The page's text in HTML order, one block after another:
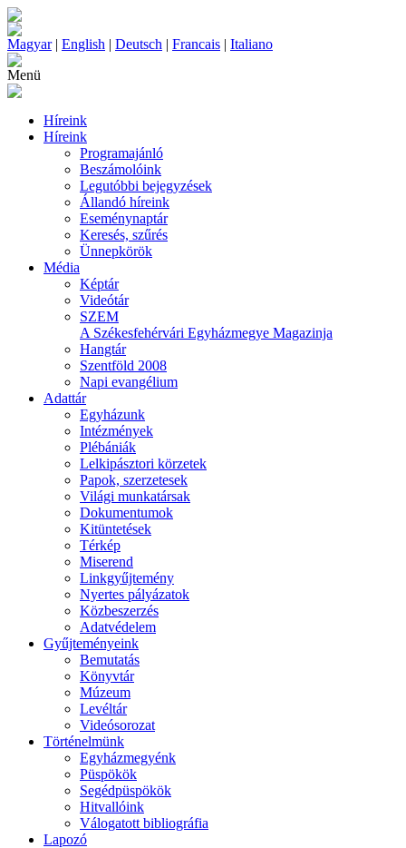
Magyar| English | Deutsch | Francais | Italiano
Menü
Híreink
Híreink
Programajánló
Beszámolóink
Legutóbbi bejegyzések
Állandó híreink
Eseménynaptár
Keresés, szűrés
Ünnepkörök
Média
Képtár
Videótár
SZEM
A Székesfehérvári Egyházmegye Magazinja
Hangtár
Szentföld 2008
Napi evangélium
Adattár
Egyházunk
Intézmények
Plébániák
Lelkipásztori körzetek
Papok, szerzetesek
Világi munkatársak
Dokumentumok
Kitüntetések
Térkép
Miserend
Linkgyűjtemény
Nyertes pályázatok
Közbeszerzés
Adatvédelem
Gyűjteményeink
Bemutatás
Könyvtár
Múzeum
Levéltár
Videósorozat
Történelmünk
Egyházmegyénk
Püspökök
Segédpüspökök
Hitvallóink
Válogatott bibliográfia
Lapozó